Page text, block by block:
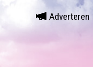
Adverteren